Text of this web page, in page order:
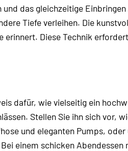
das gleichzeitige
Tiefe verleihen. Die
erinnert. Diese Technik
dafür, wie vielseitig ein
Stellen Sie ihn sich
und eleganten Pumps,
einem schicken